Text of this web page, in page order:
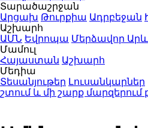
Տարածաշրջան
Արցախ Թուրքիա Ադրբեջան
Աշխարհ
ԱՄՆ Եվրոպա Մերձավոր
Մամուլ
Հայաստան Աշխարհ
Մեդիա
Տեսանյութեր Լուսանկարներ
և մի շարք մարզերում